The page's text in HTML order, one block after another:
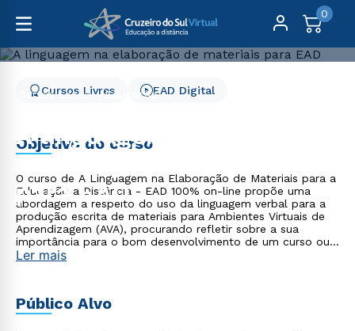
0
Cursos Livres
Educação
A linguagem na
elaboração de materiais
para EAD
Cursos Livres EAD Digital
Objetivo do curso
O curso de A Linguagem na Elaboração de Materiais para a
Educação a Distância - EAD 100% on-line propõe uma
abordagem a respeito do uso da linguagem verbal para a
produção escrita de materiais para Ambientes Virtuais de
Aprendizagem (AVA), procurando refletir sobre a sua
importância para o bom desenvolvimento de um curso ou
de uma disciplina em AVA. Nele, você poderá conhecer
será capaz de aplicar os conceitos abordados em
situações cotidianas na elaboração de materiais para a
Ler mais
Público Alvo